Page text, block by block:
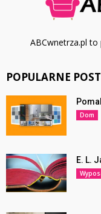
ABCwnetrza.pl
POPULARNE
Dom
E. L.